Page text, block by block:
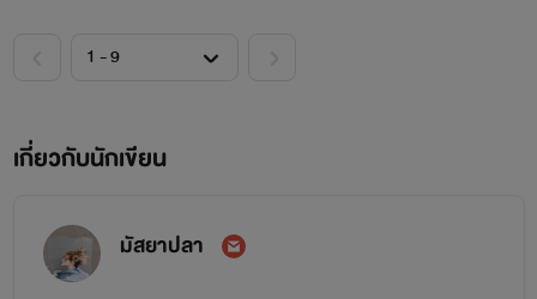
เกี่ยวกับนักเขียน
มัสยาปลา